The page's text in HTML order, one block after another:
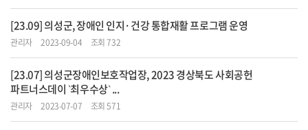
[23.09] 의성군, 장애인 인지·건강 통합재활 프로그램 운영
관리자 2023-09-04 조회 732
[23.07] 의성군장애인보호작업장, 2023 경상북도 사회공헌
파트너스데이 ‵최우수상‵ ...
관리자 2023-07-07 조회 571